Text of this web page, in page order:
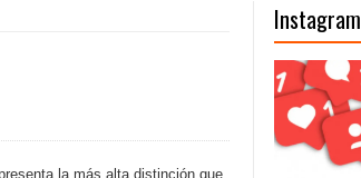
el “Canto a la Patria” en la clausura
la más alta distinción que
Instagram